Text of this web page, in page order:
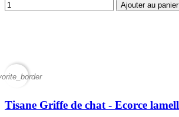
Ajouter au panier
Tisane Griffe de chat - Ecorce